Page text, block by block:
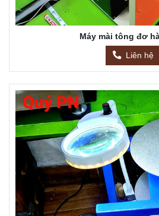
Máy mài tông đơ
Liên hệ